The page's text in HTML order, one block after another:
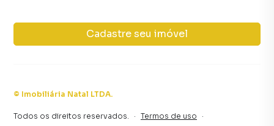
Cadastre seu imóvel
© Imobiliária Natal LTDA.
Todos os direitos reservados. · Termos de uso ·